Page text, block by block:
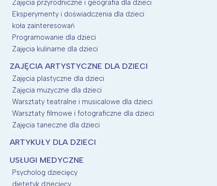
Zajęcia przyrodniczne i geografia dla dzieci
Eksperymenty i doświadczenia dla dzieci
koła zainteresowań
Programowanie dla dzieci
Zajęcia kulinarne dla dzieci
ZAJĘCIA ARTYSTYCZNE DLA DZIECI
Zajęcia plastyczne dla dzieci
Zajęcia muzyczne dla dzieci
Warsztaty teatralne i musicalowe dla dzieci
Warsztaty filmowe i fotograficzne dla dzieci
Zajęcia taneczne dla dzieci
ARTYKUŁY DLA DZIECI
USŁUGI MEDYCZNE
Psycholog dziecięcy
dietetyk dziecięcy